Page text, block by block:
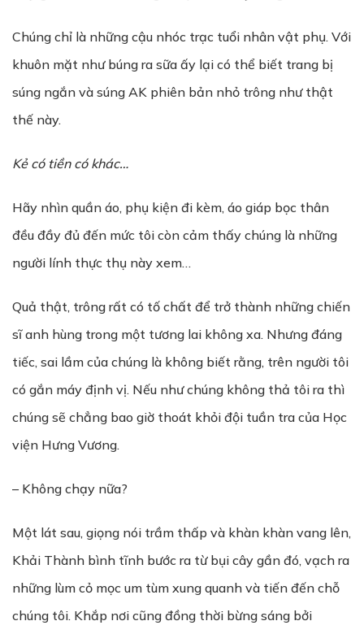
Chúng chỉ là những cậu nhóc trạc tuổi nhân vật phụ. Với
khuôn mặt như búng ra sữa ấy lại có thể biết trang bị
súng ngắn và súng AK phiên bản nhỏ trông như thật
thế này.
Kẻcó tiền có khác…
Hãy nhìn quần áo, phụ kiện đi kèm, áo giáp bọc thân
đều đầy đủ đến mức tôi còn cảm thấy chúng là những
người lính thực thụ này xem…
Quả thật, trông rất có tố chất để trở thành những chiến
sĩ anh hùng trong một tương lai không xa. Nhưng đáng
tiếc, sai lầm của chúng là không biết rằng, trên người tôi
có gắn máy định vị. Nếu như chúng không thả tôi ra thì
chúng sẽ chẳng bao giờ thoát khỏi đội tuần tra của Học
viện Hưng Vương.
– Không chạy nữa?
Một lát sau, giọng nói trầm thấp và khàn khàn vang lên,
Khải Thành bình tĩnh bước ra từ bụi cây gần đó, vạch ra
những lùm cỏ mọc um tùm xung quanh và tiến đến chỗ
chúng tôi. Khắp nơi cũng đồng thời bừng sáng bởi